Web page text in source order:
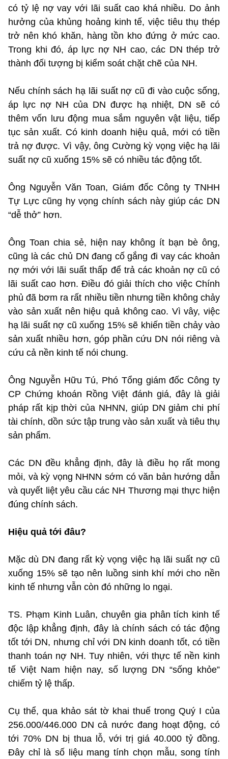
có tỷ lệ nợ vay với lãi suất cao khá nhiều. Do ảnh
hưởng của khủng hoảng kinh tế, việc tiêu thụ thép
trở nên khó khăn, hàng tồn kho đứng ở mức cao.
Trong khi đó, áp lực nợ NH cao, các DN thép trở
thành đối tượng bị kiểm soát chặt chẽ của NH.
Nếu chính sách hạ lãi suất nợ cũ đi vào cuộc sống,
áp lực nợ NH của DN được hạ nhiệt, DN sẽ có
thêm vốn lưu động mua sắm nguyên vật liệu, tiếp
tục sản xuất. Có kinh doanh hiệu quả, mới có tiền
trả nợ được. Vì vậy, ông Cường kỳ vọng việc hạ lãi
suất nợ cũ xuống 15% sẽ có nhiều tác động tốt.
Ông Nguyễn Văn Toan, Giám đốc Công ty TNHH
Tự Lực cũng hy vọng chính sách này giúp các DN
“dễ thở” hơn.
Ông Toan chia sẻ, hiện nay không ít bạn bè ông,
cũng là các chủ DN đang cố gắng đi vay các khoản
nợ mới với lãi suất thấp để trả các khoản nợ cũ có
lãi suất cao hơn. Điều đó giải thích cho việc Chính
phủ đã bơm ra rất nhiều tiền nhưng tiền không chảy
vào sản xuất nên hiệu quả không cao. Vì vây, việc
hạ lãi suất nợ cũ xuống 15% sẽ khiến tiền chảy vào
sản xuất nhiều hơn, góp phần cứu DN nói riêng và
cứu cả nền kinh tế nói chung.
Ông Nguyễn Hữu Tú, Phó Tổng giám đốc Công ty
CP Chứng khoán Rồng Việt đánh giá, đây là giải
pháp rất kịp thời của NHNN, giúp DN giảm chi phí
tài chính, dồn sức tập trung vào sản xuất và tiêu thụ
sản phẩm.
Các DN đều khẳng định, đây là điều họ rất mong
mỏi, và kỳ vọng NHNN sớm có văn bản hướng dẫn
và quyết liệt yêu cầu các NH Thương mại thực hiện
đúng chính sách.
Hiệu quả tới đâu?
Mặc dù DN đang rất kỳ vọng việc hạ lãi suất nợ cũ
xuống 15% sẽ tạo nên luồng sinh khí mới cho nền
kinh tế nhưng vẫn còn đó những lo ngại.
TS. Phạm Kinh Luân, chuyên gia phân tích kinh tế
độc lập khẳng định, đây là chính sách có tác động
tốt tới DN, nhưng chỉ với DN kinh doanh tốt, có tiền
thanh toán nợ NH. Tuy nhiên, với thực tế nền kinh
tế Việt Nam hiện nay, số lượng DN “sống khỏe”
chiếm tỷ lệ thấp.
Cụ thể, qua khảo sát tờ khai thuế trong Quý I của
256.000/446.000 DN cả nước đang hoạt động, có
tới 70% DN bị thua lỗ, với trị giá 40.000 tỷ đồng.
Đây chỉ là số liệu mang tính chọn mẫu, song tính